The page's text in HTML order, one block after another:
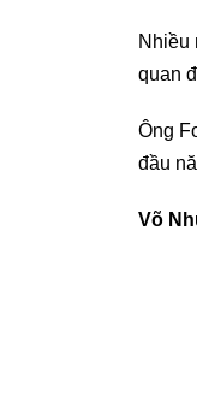
Nhiều
quan
Ông
đầu
Võ